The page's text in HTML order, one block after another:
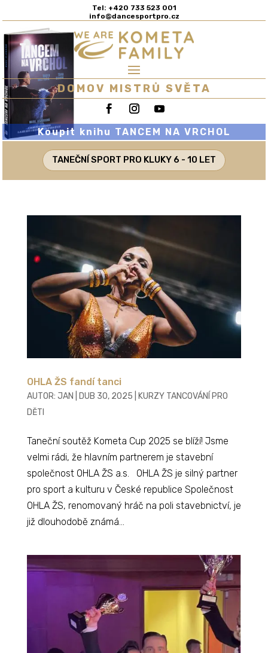
Tel: +420 733 523 001
info@dancesportpro.cz
DOMOV MISTRŮ SVĚTA
Koupit knihu TANCEM NA VRCHOL
TANEČNÍ SPORT PRO KLUKY 6 - 10 LET
OHLA ŽS fandí tanci
AUTOR: JAN DUB 30, 2025
KURZY TANCOVÁNÍ PRO
DĚTI
Taneční soutěž Kometa Cup 2025 se blíží! Jsme
velmi rádi, že hlavním partnerem je stavební
společnost OHLA ŽS a.s. OHLA ŽS je silný partner
pro sport a kulturu v České republice Společnost
OHLA ŽS, renomovaný hráč na poli stavebnictví, je
již dlouhodobě známá...